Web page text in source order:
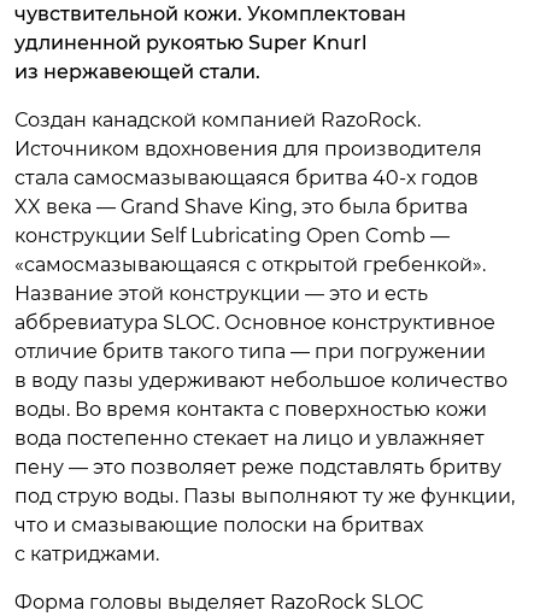
чувствительной кожи. Укомплектован
удлиненной рукоятью Super Knurl
из нержавеющей стали.
Создан канадской компанией RazoRock.
Источником вдохновения для производителя
стала самосмазывающаяся бритва 40-х годов
XX века — Grand Shave King, это была бритва
конструкции Self Lubricating Open Comb —
«самосмазывающаяся с открытой гребенкой».
Название этой конструкции — это и есть
аббревиатура SLOC. Основное конструктивное
отличие бритв такого типа — при погружении
в воду пазы удерживают небольшое количество
воды. Во время контакта с поверхностью кожи
вода постепенно стекает на лицо и увлажняет
пену — это позволяет реже подставлять бритву
под струю воды. Пазы выполняют ту же функции,
что и смазывающие полоски на бритвах
с катриджами.
Форма головы выделяет RazoRock SLOC